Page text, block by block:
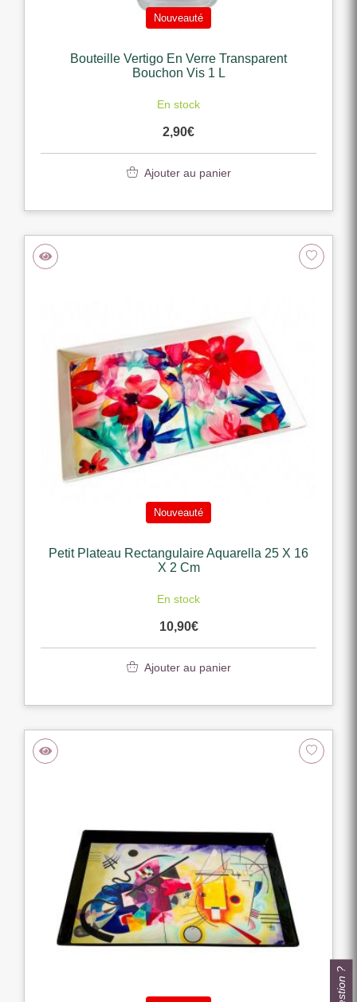
Nouveauté
Bouteille Vertigo En Verre Transparent
Bouchon Vis 1 L
En stock
2,90€
Ajouter au panier
Nouveauté
Petit Plateau Rectangulaire Aquarella 25 X 16
X 2 Cm
En stock
10,90€
Ajouter au panier